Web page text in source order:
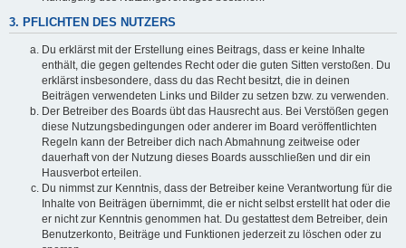
3. PFLICHTEN DES NUTZERS
Du erklärst mit der Erstellung eines Beitrags, dass er keine Inhalte
enthält, die gegen geltendes Recht oder die guten Sitten verstoßen. Du
erklärst insbesondere, dass du das Recht besitzt, die in deinen
Beiträgen verwendeten Links und Bilder zu setzen bzw. zu verwenden.
Der Betreiber des Boards übt das Hausrecht aus. Bei Verstößen gegen
diese Nutzungsbedingungen oder anderer im Board veröffentlichten
Regeln kann der Betreiber dich nach Abmahnung zeitweise oder
dauerhaft von der Nutzung dieses Boards ausschließen und dir ein
Hausverbot erteilen.
Du nimmst zur Kenntnis, dass der Betreiber keine Verantwortung für die
Inhalte von Beiträgen übernimmt, die er nicht selbst erstellt hat oder die
er nicht zur Kenntnis genommen hat. Du gestattest dem Betreiber, dein
Benutzerkonto, Beiträge und Funktionen jederzeit zu löschen oder zu